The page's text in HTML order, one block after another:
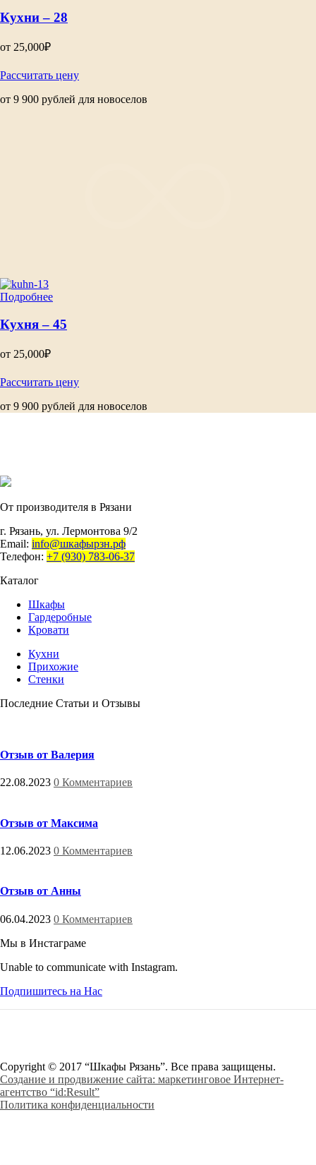
Кухни – 28
от 25,000₽
Рассчитать цену
от 9 900 рублей для новоселов
Подробнее
Кухня – 45
от 25,000₽
Рассчитать цену
от 9 900 рублей для новоселов
От производителя в Рязани
г. Рязань, ул. Лермонтова 9/2
Email: info@шкафырзн.рф
Телефон: +7 (930) 783-06-37
Каталог
Шкафы
Гардеробные
Кровати
Кухни
Прихожие
Стенки
Последние Статьи и Отзывы
Отзыв от Валерия
22.08.2023 0 Комментариев
Отзыв от Максима
12.06.2023 0 Комментариев
Отзыв от Анны
06.04.2023 0 Комментариев
Мы в Инстаграме
Unable to communicate with Instagram.
Подпишитесь на Нас
Copyright © 2017 “Шкафы Рязань”. Все права защищены.
Создание и продвижение сайта: маркетинговое Интернет-
агентство “id:Result”
Политика конфиденциальности